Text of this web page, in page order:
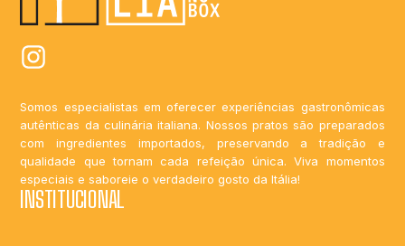
Somos especialistas em oferecer experiências gastronômicas
autênticas da culinária italiana. Nossos pratos são preparados
com ingredientes importados, preservando a tradição e
qualidade que tornam cada refeição única. Viva momentos
especiais e saboreie o verdadeiro gosto da Itália!
INSTITUCIONAL